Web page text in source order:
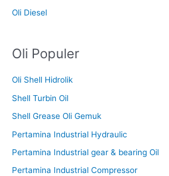
Oli Diesel
Oli Populer
Oli Shell Hidrolik
Shell Turbin Oil
Shell Grease Oli Gemuk
Pertamina Industrial Hydraulic
Pertamina Industrial gear & bearing Oil
Pertamina Industrial Compressor